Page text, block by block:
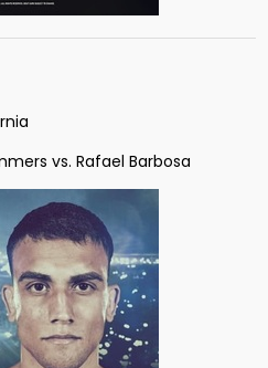
vs. Rafael Barbosa